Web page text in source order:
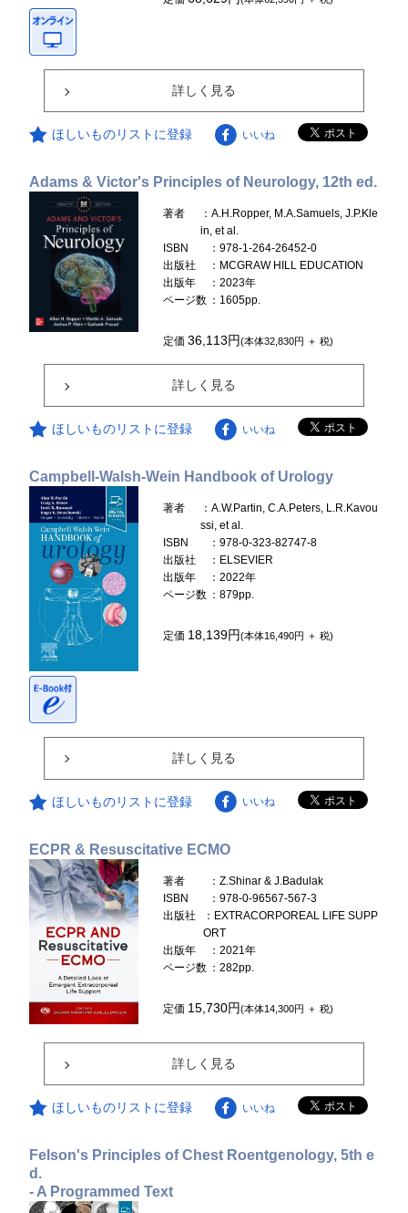
詳しく見る
ほしいものリストに登録 いいね
Adams & Victor's Principles of Neurology, 12th ed.
著者
：A.H.Ropper, M.A.Samuels, J.P.Kle
in, et al.
ISBN
：978-1-264-26452-0
出版社
：MCGRAW HILL EDUCATION
出版年
：2023年
ページ数 ：1605pp.
定価36,113円(本体32,830円 ＋ 税)
詳しく見る
ほしいものリストに登録 いいね
Campbell-Walsh-Wein Handbook of Urology
著者
：A.W.Partin, C.A.Peters, L.R.Kavou
ssi, et al.
ISBN
：978-0-323-82747-8
出版社
：ELSEVIER
出版年
：2022年
ページ数 ：879pp.
定価 18,139円(本体16,490円 ＋ 税)
詳しく見る
ほしいものリストに登録 いいね
ECPR & Resuscitative ECMO
著者
：Z.Shinar & J.Badulak
ISBN
：978-0-96567-567-3
出版社
：EXTRACORPOREAL LIFE SUPP
ORT
出版年
：2021年
ページ数 ：282pp.
定価 15,730円(本体14,300円 ＋ 税)
詳しく見る
ほしいものリストに登録 いいね
Felson's Principles of Chest Roentgenology, 5th e
d.
- A Programmed Text